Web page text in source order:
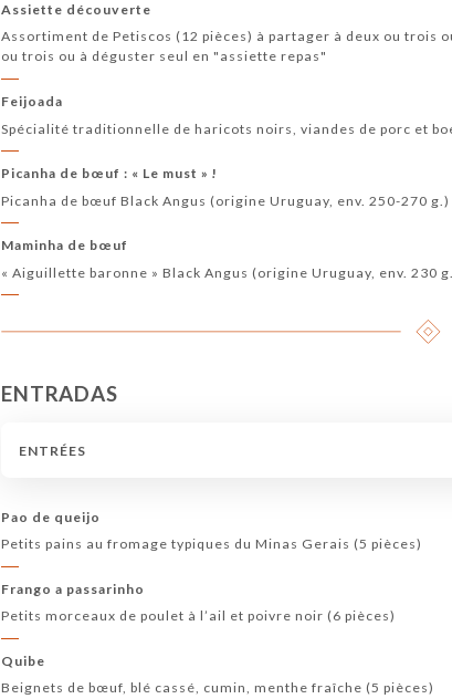
Assiette découverte
Assortiment de Petiscos (12 pièces) à partager à deux ou trois
ou trois ou à déguster seul en "assiette repas"
Feijoada
Spécialité traditionnelle de haricots noirs, viandes de porc et
Picanha de bœuf : « Le must » !
Picanha de bœuf Black Angus (origine Uruguay, env. 250-270
Maminha de bœuf
« Aiguillette baronne » Black Angus (origine Uruguay, env. 230
ENTRADAS
ENTRÉES
Pao de queijo
Petits pains au fromage typiques du Minas Gerais (5 pièces)
Frango a passarinho
Petits morceaux de poulet à l’ail et poivre noir (6 pièces)
Quibe
Beignets de bœuf, blé cassé, cumin, menthe fraîche (5 pièces)